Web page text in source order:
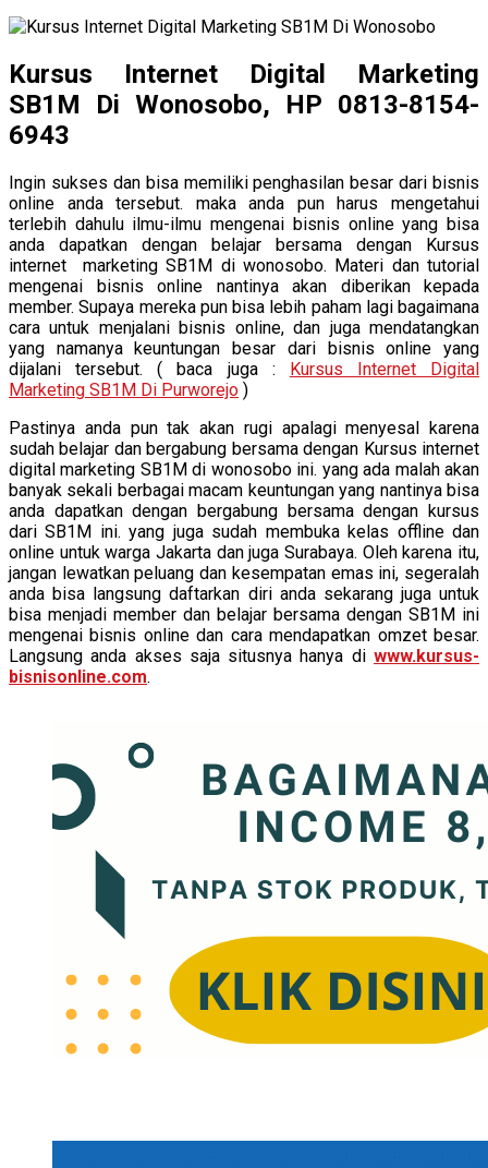
Kursus Internet Digital Marketing
SB1M Di Wonosobo, HP 0813-8154-
6943
Ingin sukses dan bisa memiliki penghasilan besar dari bisnis
online anda tersebut. maka anda pun harus mengetahui
terlebih dahulu ilmu-ilmu mengenai bisnis online yang bisa
anda dapatkan dengan belajar bersama dengan Kursus
internet marketing SB1M di wonosobo. Materi dan tutorial
mengenai bisnis online nantinya akan diberikan kepada
member. Supaya mereka pun bisa lebih paham lagi bagaimana
cara untuk menjalani bisnis online, dan juga mendatangkan
yang namanya keuntungan besar dari bisnis online yang
dijalani tersebut. ( baca juga : Kursus Internet Digital
Marketing SB1M Di Purworejo )
Pastinya anda pun tak akan rugi apalagi menyesal karena
sudah belajar dan bergabung bersama dengan Kursus internet
digital marketing SB1M di wonosobo ini. yang ada malah akan
banyak sekali berbagai macam keuntungan yang nantinya bisa
anda dapatkan dengan bergabung bersama dengan kursus
dari SB1M ini. yang juga sudah membuka kelas offline dan
online untuk warga Jakarta dan juga Surabaya. Oleh karena itu,
jangan lewatkan peluang dan kesempatan emas ini, segeralah
anda bisa langsung daftarkan diri anda sekarang juga untuk
bisa menjadi member dan belajar bersama dengan SB1M ini
mengenai bisnis online dan cara mendapatkan omzet besar.
Langsung anda akses saja situsnya hanya di www.kursus-
bisnisonline.com.